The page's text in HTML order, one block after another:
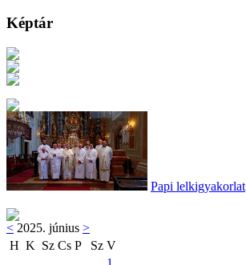
Képtár
Papi lelkigyakorlat
< 2025. június >
H K Sz Cs P Sz V